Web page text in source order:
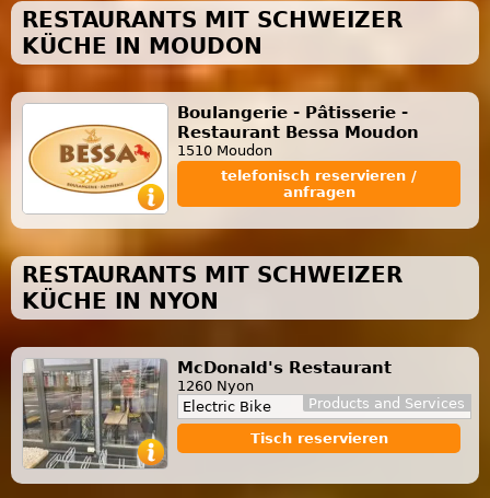
RESTAURANTS MIT SCHWEIZER
KÜCHE IN MOUDON
Boulangerie - Pâtisserie -
Restaurant Bessa Moudon
1510 Moudon
telefonisch reservieren /
anfragen
RESTAURANTS MIT SCHWEIZER
KÜCHE IN NYON
McDonald's Restaurant
1260 Nyon
Products and Services
Electric Bike
Tisch reservieren